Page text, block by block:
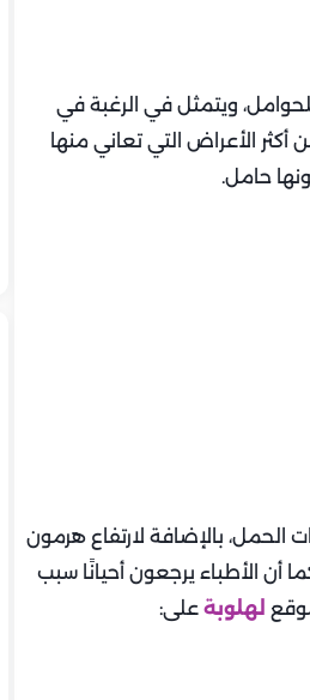
ويتمثل في الرغبة في
أكثر الأعراض التي تعاني منها
حامل.
الحمل، بالإضافة لارتفاع هرمون
أن الأطباء يرجعون أحيانًا سبب
لهلوبة على: